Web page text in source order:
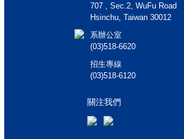
707 , Sec.2, WuFu Road
Hsinchu, Taiwan 30012
系辦公室
(03)518-6620
招生專線
(03)518-6120
關注我們